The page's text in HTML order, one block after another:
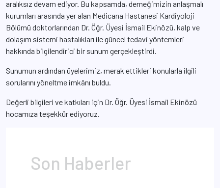
aralıksız devam ediyor. Bu kapsamda, derneğimizin anlaşmalı
kurumları arasında yer alan Medicana Hastanesi Kardiyoloji
Bölümü doktorlarından Dr. Öğr. Üyesi İsmail Ekinözü, kalp ve
dolaşım sistemi hastalıkları ile güncel tedavi yöntemleri
hakkında bilgilendirici bir sunum gerçekleştirdi.
Sunumun ardından üyelerimiz, merak ettikleri konularla ilgili
sorularını yöneltme imkânı buldu.
Değerli bilgileri ve katkıları için Dr. Öğr. Üyesi İsmail Ekinözü
hocamıza teşekkür ediyoruz.
Son Haberler